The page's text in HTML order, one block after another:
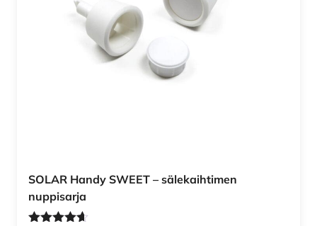
SOLAR Handy SWEET – sälekaihtimen
nuppisarja